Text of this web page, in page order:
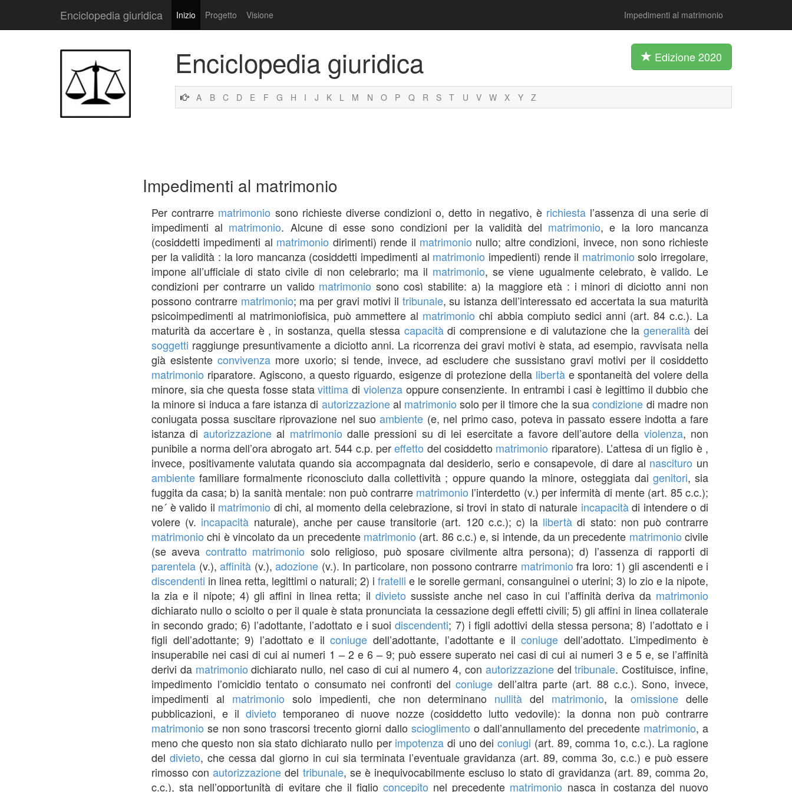
Enciclopedia giuridica Inizio Progetto Visione Impedimenti al matrimonio
Enciclopedia giuridica Edizione 2020
A B C D E F G H I J K L M N O P Q R S T U V W X Y Z
Impedimenti al matrimonio
Per contrarre matrimonio sono richieste diverse condizioni o, detto in negativo, è richiesta l’assenza di una serie di
impedimenti al matrimonio. Alcune di esse sono condizioni per la validità del matrimonio, e la loro mancanza
(cosiddetti impedimenti al matrimonio dirimenti) rende il matrimonio nullo; altre condizioni, invece, non sono richieste
per la validità : la loro mancanza (cosiddetti impedimenti al matrimonio impedienti) rende il matrimonio solo irregolare,
impone all’ufficiale di stato civile di non celebrarlo; ma il matrimonio, se viene ugualmente celebrato, è valido. Le
condizioni per contrarre un valido matrimonio sono così stabilite: a) la maggiore età : i minori di diciotto anni non
possono contrarre matrimonio; ma per gravi motivi il tribunale, su istanza dell’interessato ed accertata la sua maturità
psicoimpedimenti al matrimoniofisica, può ammettere al matrimonio chi abbia compiuto sedici anni (art. 84 c.c.). La
maturità da accertare è , in sostanza, quella stessa capacitàdi comprensione e di valutazione che lageneralità dei
soggetti raggiunge presuntivamente a diciotto anni. La ricorrenza dei gravi motivi è stata, ad esempio, ravvisata nella
già esistenteconvivenza more uxorio; si tende, invece, ad escludere che sussistano gravi motivi per il cosiddetto
matrimonio riparatore. Agiscono, a questo riguardo, esigenze di protezione della libertàe spontaneità del volere della
minore, sia che questa fosse statavittima di violenzaoppure consenziente. In entrambi i casi è legittimo il dubbio che
la minore si induca a fare istanza di autorizzazioneal matrimonio solo per il timore che la suacondizione di madre non
coniugata possa suscitare riprovazione nel suoambiente (e, nel primo caso, poteva in passato essere indotta a fare
istanza di autorizzazioneal matrimonio dalle pressioni su di lei esercitate a favore dell’autore della violenza, non
punibile a norma dell’ora abrogato art. 544 c.p. pereffetto del cosiddetto matrimonio riparatore). L’attesa di un figlio è ,
invece, positivamente valutata quando sia accompagnata dal desiderio, serio e consapevole, di dare al nascituro un
ambiente familiare formalmente riconosciuto dalla collettività ; oppure quando la minore, osteggiata dai genitori, sia
fuggita da casa; b) la sanità mentale: non può contrarre matrimonio l’interdetto (v.) per infermità di mente (art. 85 c.c.);
ne´ è valido il matrimonio di chi, al momento della celebrazione, si trovi in stato di naturale incapacitàdi intendere o di
volere (v. incapacità naturale), anche per cause transitorie (art. 120 c.c.); c) la libertà di stato: non può contrarre
matrimonio chi è vincolato da un precedente matrimonio (art. 86 c.c.) e, si intende, da un precedente matrimonio civile
(se aveva contratto matrimonio solo religioso, può sposare civilmente altra persona); d) l’assenza di rapporti di
parentela (v.), affinità (v.), adozione (v.). In particolare, non possono contrarre matrimonio fra loro: 1) gli ascendenti e i
discendenti in linea retta, legittimi o naturali; 2) i fratelli e le sorelle germani, consanguinei o uterini; 3) lo zio e la nipote,
la zia e il nipote; 4) gli affini in linea retta; il divieto sussiste anche nel caso in cui l’affinità deriva da matrimonio
dichiarato nullo o sciolto o per il quale è stata pronunciata la cessazione degli effetti civili; 5) gli affini in linea collaterale
in secondo grado; 6) l’adottante, l’adottato e i suoidiscendenti; 7) i figli adottivi della stessa persona; 8) l’adottato e i
figli dell’adottante; 9) l’adottato e ilconiuge dell’adottante, l’adottante e ilconiuge dell’adottato. L’impedimento è
insuperabile nei casi di cui ai numeri 1 – 2 e 6 – 9; può essere superato nei casi di cui ai numeri 3 e 5 e, se l’affinità
derivi da matrimonio dichiarato nullo, nel caso di cui al numero 4, con autorizzazionedeltribunale. Costituisce, infine,
impedimento l’omicidio tentato o consumato nei confronti delconiuge dell’altra parte (art. 88 c.c.). Sono, invece,
impedimenti al matrimonio solo impedienti, che non determinano nullità del matrimonio, laomissione delle
pubblicazioni, e il divieto temporaneo di nuove nozze (cosiddetto lutto vedovile): la donna non può contrarre
matrimonio se non sono trascorsi trecento giorni dallo scioglimento o dall’annullamento del precedente matrimonio, a
meno che questo non sia stato dichiarato nullo per impotenza di uno deiconiugi (art. 89, comma 1o, c.c.). La ragione
deldivieto, che cessa dal giorno in cui sia terminata l’eventuale gravidanza (art. 89, comma 3o, c.c.) e può essere
rimosso conautorizzazione del tribunale, se è inequivocabilmente escluso lo stato di gravidanza (art. 89, comma 2o,
c.c.), sta nell’opportunità di evitare che il figlio concepito nel precedente matrimonio nasca in costanza del nuovo